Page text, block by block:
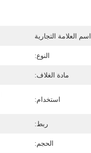
اسم العلامة التجارية
النوع:
مادة الغلاف:
استخدام:
ربط:
الحجم: